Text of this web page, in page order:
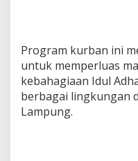
Program kurban ini
untuk memperluas
kebahagiaan Idul
berbagai lingkungan
Lampung.